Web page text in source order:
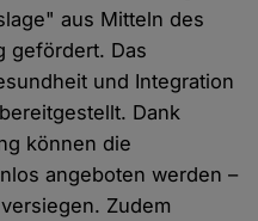
aus Mitteln des
gefördert. Das
und Integration
Dank
können die
angeboten werden –
Zudem